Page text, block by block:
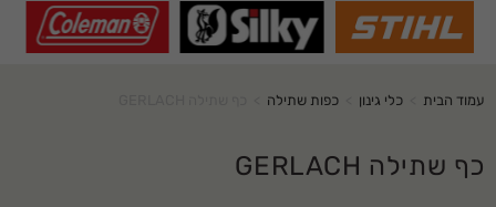
עמוד הבית כלי גינון כפות שתילה
כף שתילה GERLACH